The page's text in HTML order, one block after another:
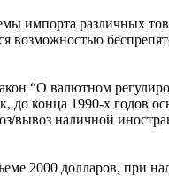
импорта различных
“О валютном
до конца 1990-х годов
вывоз наличной
2000 долларов, при